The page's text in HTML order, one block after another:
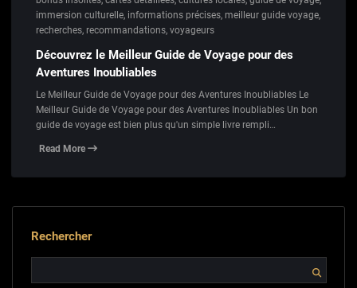
immersion culturelle, informations précises, meilleur guide voyage,
recherches, recommandations, voyageurs
Découvrez le Meilleur Guide de Voyage pour des
Aventures Inoubliables
Le Meilleur Guide de Voyage pour des Aventures Inoubliables Le
Meilleur Guide de Voyage pour des Aventures Inoubliables Un bon
guide de voyage est bien plus qu'un simple livre rempli…
Read More
Rechercher